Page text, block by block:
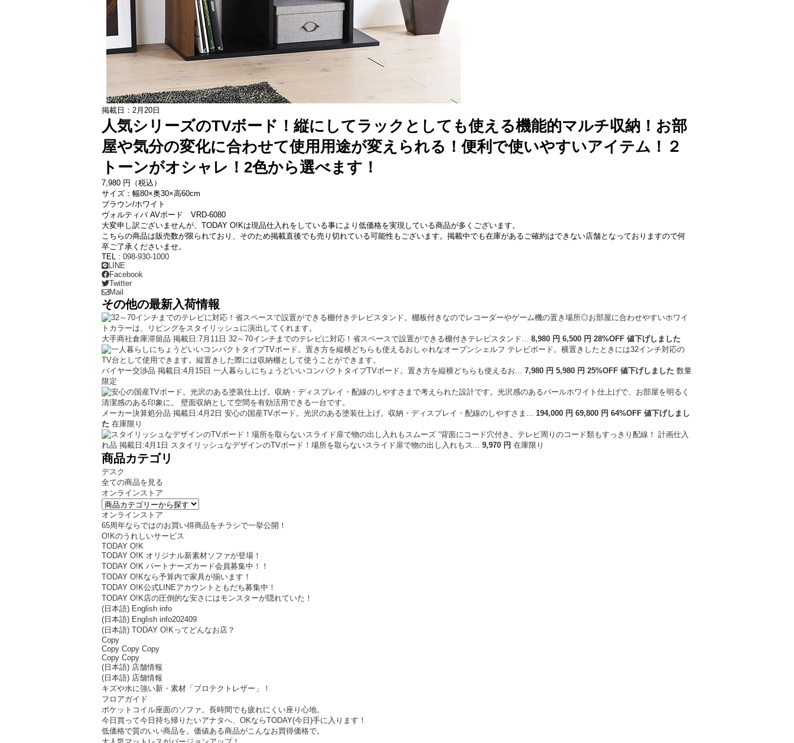
掲載日：2月20日
人気シリーズのTVボード！縦にしてラックとしても使える機能的マルチ収納！お部
屋や気分の変化に合わせて使用用途が変えられる！便利で使いやすいアイテム！２
トーンがオシャレ！2色から選べます！
7,980 円（税込）
サイズ：幅80×奥30×高60cm
ブラウン/ホワイト
ヴォルティバ AVボード VRD-6080
大変申し訳ございませんが、TODAY O!Kは現品仕入れをしている事により低価格を実現している商品が多くございます。
こちらの商品は販売数が限られており、そのため掲載直後でも売り切れている可能性もございます。掲載中でも在庫があるご確約はできない店舗となっておりますので何
卒ご了承くださいませ。
TEL : 098-930-1000
LINE
Facebook
Twitter
Mail
その他の最新入荷情報
大手商社倉庫滞留品 掲載日:7月11日 32～70インチまでのテレビに対応！省スペースで設置ができる棚付きテレビスタンド... 8,980 円 6,500 円 28%OFF 値下げしました
バイヤー交渉品 掲載日:4月15日 一人暮らしにちょうどいいコンパクトタイプTVボード。置き方を縦横どちらも使えるお... 7,980 円 5,980 円 25%OFF 値下げしました 数量
限定
メーカー決算処分品 掲載日:4月2日 安心の国産TVボード。光沢のある塗装仕上げ。収納・ディスプレイ・配線のしやすさま... 194,000 円 69,800 円 64%OFF 値下げしまし
た 在庫限り
計画仕入
れ品 掲載日:4月1日 スタイリッシュなデザインのTVボード！場所を取らないスライド扉で物の出し入れもス... 9,970 円 在庫限り
商品カテゴリ
デスク
全ての商品を見る
オンラインストア
オンラインストア
65周年ならではのお買い得商品をチラシで一挙公開！
O!Kのうれしいサービス
TODAY O!K
TODAY O!K オリジナル新素材ソファが登場！
TODAY O!K パートナーズカード会員募集中！！
TODAY O!Kなら予算内で家具が揃います！
TODAY O!K公式LINEアカウントともだち募集中！
TODAY O!K店の圧倒的な安さにはモンスターが隠れていた！
(日本語) English info
(日本語) English info202409
(日本語) TODAY O!Kってどんなお店？
Copy
Copy Copy Copy
Copy Copy
(日本語) 店舗情報
(日本語) 店舗情報
キズや水に強い新・素材「プロテクトレザー」！
フロアガイド
ポケットコイル座面のソファ。長時間でも疲れにくい座り心地。
今日買って今日持ち帰りたいアナタへ、OKならTODAY(今日)手に入ります！
低価格で質のいい商品を。価値ある商品がこんなお買得価格で。